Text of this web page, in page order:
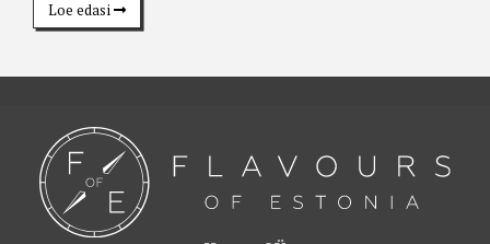
Loe edasi